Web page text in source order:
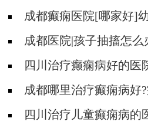
成都癫痫医院[哪家好]
是癫痫吗?
成都医院|孩子抽搐怎
是什么?
四川治疗癫痫病好的医
痫不治疗能好吗?
成都哪里治疗癫痫病好
什么?四川治疗儿童癫痫病的